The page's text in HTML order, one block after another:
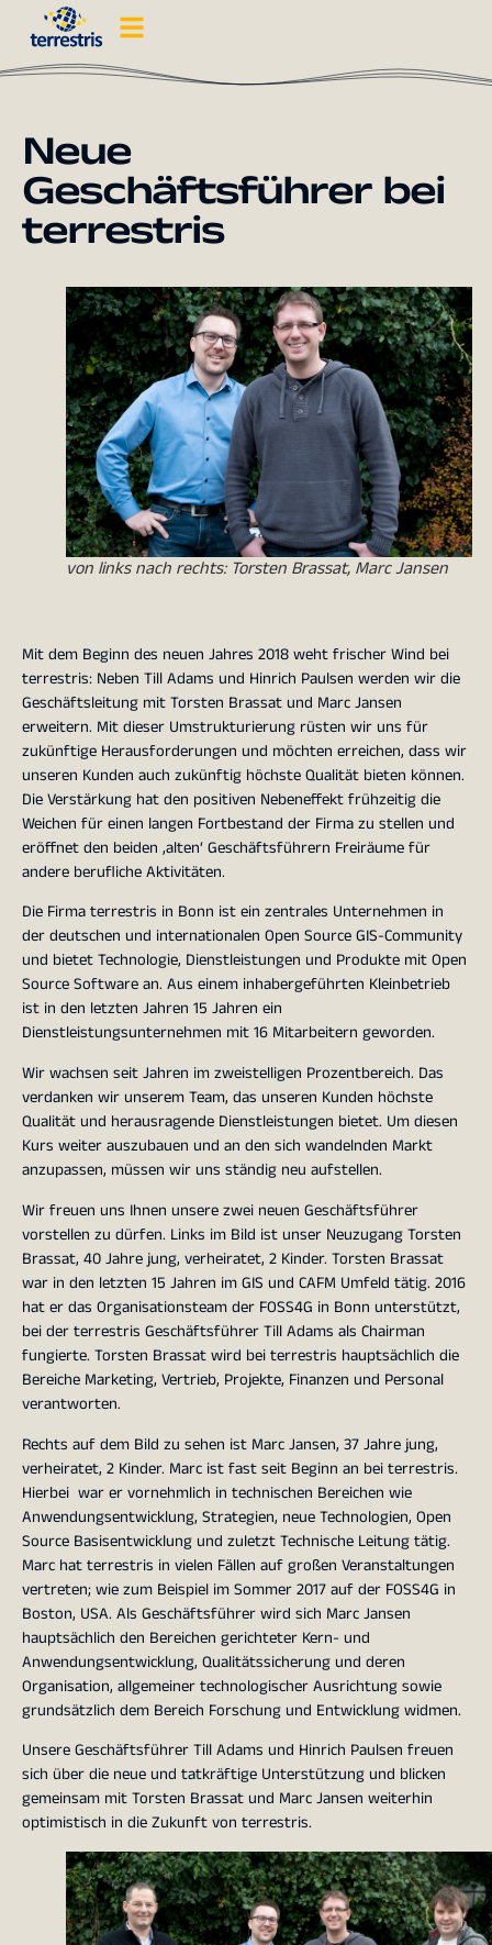
Neue
Geschäftsführer bei
terrestris
von links nach rechts: Torsten Brassat, Marc Jansen
Mit dem Beginn des neuen Jahres 2018 weht frischer Wind bei
terrestris: Neben Till Adams und Hinrich Paulsen werden wir die
Geschäftsleitung mit Torsten Brassat und Marc Jansen
erweitern. Mit dieser Umstrukturierung rüsten wir uns für
zukünftige Herausforderungen und möchten erreichen, dass wir
unseren Kunden auch zukünftig höchste Qualität bieten können.
Die Verstärkung hat den positiven Nebeneffekt frühzeitig die
Weichen für einen langen Fortbestand der Firma zu stellen und
eröffnet den beiden ‚alten‘ Geschäftsführern Freiräume für
andere berufliche Aktivitäten.
Die Firma terrestris in Bonn ist ein zentrales Unternehmen in
der deutschen und internationalen Open Source GIS-Community
und bietet Technologie, Dienstleistungen und Produkte mit Open
Source Software an. Aus einem inhabergeführten Kleinbetrieb
ist in den letzten Jahren 15 Jahren ein
Dienstleistungsunternehmen mit 16 Mitarbeitern geworden.
Wir wachsen seit Jahren im zweistelligen Prozentbereich. Das
verdanken wir unserem Team, das unseren Kunden höchste
Qualität und herausragende Dienstleistungen bietet. Um diesen
Kurs weiter auszubauen und an den sich wandelnden Markt
anzupassen, müssen wir uns ständig neu aufstellen.
Wir freuen uns Ihnen unsere zwei neuen Geschäftsführer
vorstellen zu dürfen. Links im Bild ist unser Neuzugang Torsten
Brassat, 40 Jahre jung, verheiratet, 2 Kinder. Torsten Brassat
war in den letzten 15 Jahren im GIS und CAFM Umfeld tätig. 2016
hat er das Organisationsteam der FOSS4G in Bonn unterstützt,
bei der terrestris Geschäftsführer Till Adams als Chairman
fungierte. Torsten Brassat wird bei terrestris hauptsächlich die
Bereiche Marketing, Vertrieb, Projekte, Finanzen und Personal
verantworten.
Rechts auf dem Bild zu sehen ist Marc Jansen, 37 Jahre jung,
verheiratet, 2 Kinder. Marc ist fast seit Beginn an bei terrestris.
Hierbei war ervornehmlich in technischen Bereichen wie
Anwendungsentwicklung, Strategien, neue Technologien, Open
Source Basisentwicklung und zuletzt Technische Leitung tätig.
Marc hat terrestris in vielen Fällen auf großen Veranstaltungen
vertreten; wie zum Beispiel im Sommer 2017 auf der FOSS4G in
Boston, USA. Als Geschäftsführer wird sich Marc Jansen
hauptsächlich den Bereichen gerichteter Kern- und
Anwendungsentwicklung, Qualitätssicherung und deren
Organisation, allgemeiner technologischer Ausrichtung sowie
grundsätzlich dem Bereich Forschung und Entwicklungwidmen.
Unsere Geschäftsführer Till Adams und Hinrich Paulsen freuen
sich über die neue und tatkräftige Unterstützung und blicken
gemeinsam mit Torsten Brassat und Marc Jansen weiterhin
optimistisch in die Zukunft von terrestris.